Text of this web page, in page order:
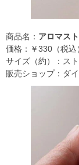
商品名： アロマス
価格：￥330（税込
サイズ（約）：ス
販売ショップ：ダ